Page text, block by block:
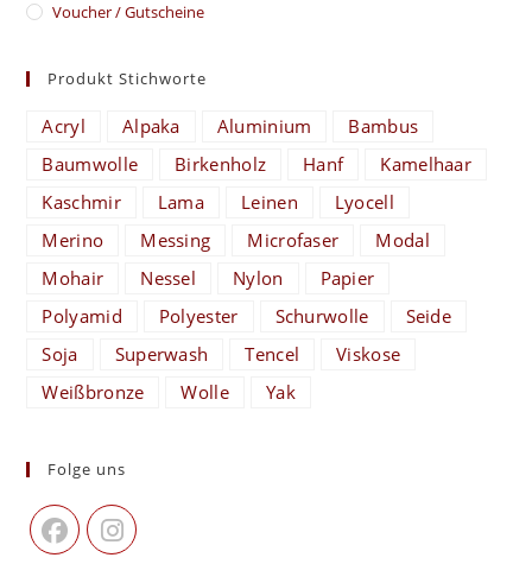
Voucher / Gutscheine
Produkt Stichworte
Acryl Alpaka Aluminium
Bambus
Baumwolle
Birkenholz Hanf
Kamelhaar
Kaschmir
Lama Leinen
Lyocell
Merino
Messing Microfaser
Modal
Mohair
Nessel Nylon
Papier
Polyamid
Polyester Schurwolle
Seide
Soja
Superwash Tencel
Viskose
Weißbronze
Wolle Yak
Folge uns